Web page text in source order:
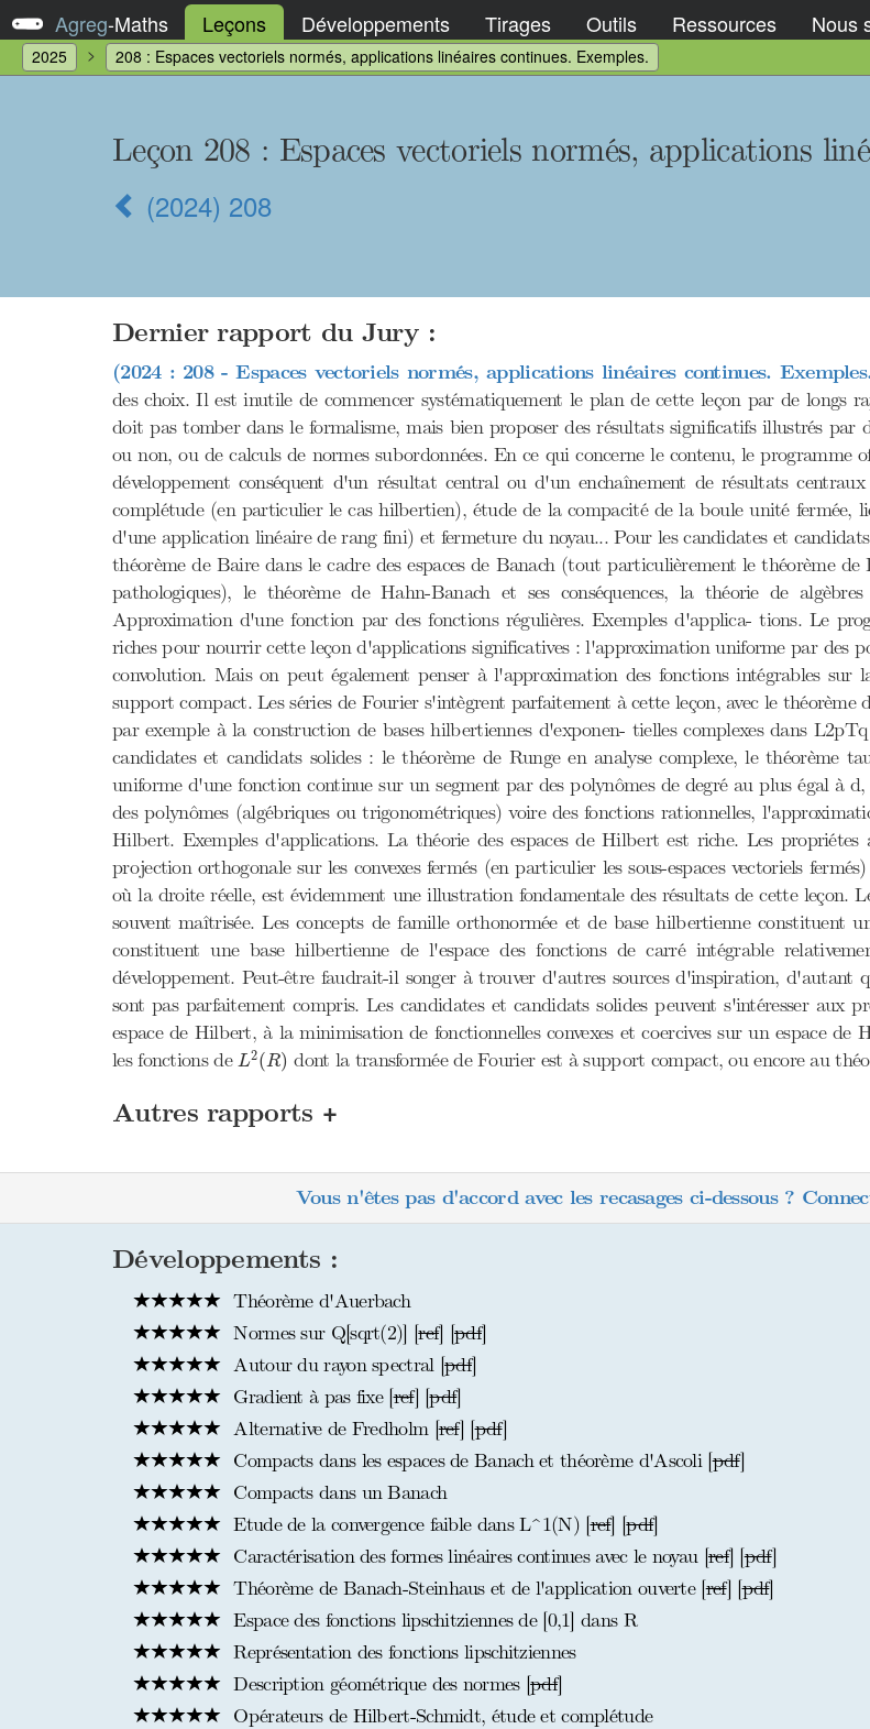
Agreg-Maths Leçons Développements Tirages Outils Ressources Nous
2025 208 : Espaces vectoriels normés, applications linéaires continues. Exemples.
Leçon 208 : Espaces vectoriels normés, applications
(2024) 208
Dernier rapport du Jury :
(2024 : 208 - Espaces vectoriels normés, applications linéaires continues.
des choix. Il est inutile de commencer systématiquement le plan de cette leçon par de longs
doit pas tomber dans le formalisme, mais bien proposer des résultats significatifs illustrés par
ou non, ou de calculs de normes subordonnées. En ce qui concerne le contenu, le
développement conséquent d'un résultat central ou d'un enchaînement de résultats
complétude (en particulier le cas hilbertien), étude de la compacité de la boule unité fermée,
d'une application linéaire de rang fini) et fermeture du noyau... Pour les candidates et candidats
théorème de Baire dans le cadre des espaces de Banach (tout particulièrement le théorème
pathologiques), le théorème de Hahn-Banach et ses conséquences, la théorie de
Approximation d'une fonction par des fonctions régulières. Exemples d'applica- tions. Le
riches pour nourrir cette leçon d'applications significatives : l'approximation uniforme par des
convolution. Mais on peut également penser à l'approximation des fonctions intégrables sur
support compact. Les séries de Fourier s'intègrent parfaitement à cette leçon, avec le théorème
par exemple à la construction de bases hilbertiennes d'exponen- tielles complexes dans
candidates et candidats solides : le théorème de Runge en analyse complexe, le théorème
uniforme d'une fonction continue sur un segment par des polynômes de degré au plus égal à
des polynômes (algébriques ou trigonométriques) voire des fonctions rationnelles,
Hilbert. Exemples d'applications. La théorie des espaces de Hilbert est riche. Les
projection orthogonale sur les convexes fermés (en particulier les sous-espaces vectoriels
où la droite réelle, est évidemment une illustration fondamentale des résultats de cette leçon.
souvent maîtrisée. Les concepts de famille orthonormée et de base hilbertienne constituent
constituent une base hilbertienne de l'espace des fonctions de carré intégrable
développement. Peut-être faudrait-il songer à trouver d'autres sources d'inspiration,
sont pas parfaitement compris. Les candidates et candidats solides peuvent s'intéresser aux
espace de Hilbert, à la minimisation de fonctionnelles convexes et coercives sur un espace
les fonctions deL2(R)
L2 ( R) dont la transformée de Fourier est à support compact, ou encore au
Autres rapports +
Vous n'êtes pas d'accord avec les recasages ci-dessous ?
Développements :
Théorème d'Auerbach
Normes sur Q[sqrt(2)] [ref] [pdf]
Autour du rayon spectral [pdf]
Gradient à pas fixe [ref] [pdf]
Alternative de Fredholm [ref] [pdf]
Compacts dans les espaces de Banach et théorème d'Ascoli [pdf]
Compacts dans un Banach
Etude de la convergence faible dans L^1(N) [ref] [pdf]
Caractérisation des formes linéaires continues avec le noyau [ref] [pdf]
Théorème de Banach-Steinhaus et de l'application ouverte [ref] [pdf]
Espace des fonctions lipschitziennes de [0,1] dans R
Représentation des fonctions lipschitziennes
Description géométrique des normes [pdf]
Opérateurs de Hilbert-Schmidt, étude et complétude